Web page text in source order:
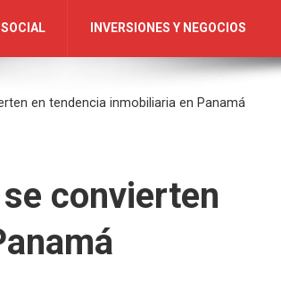
INVERSIONES Y NEGOCIOS
en tendencia inmobiliaria en Panamá
convierten